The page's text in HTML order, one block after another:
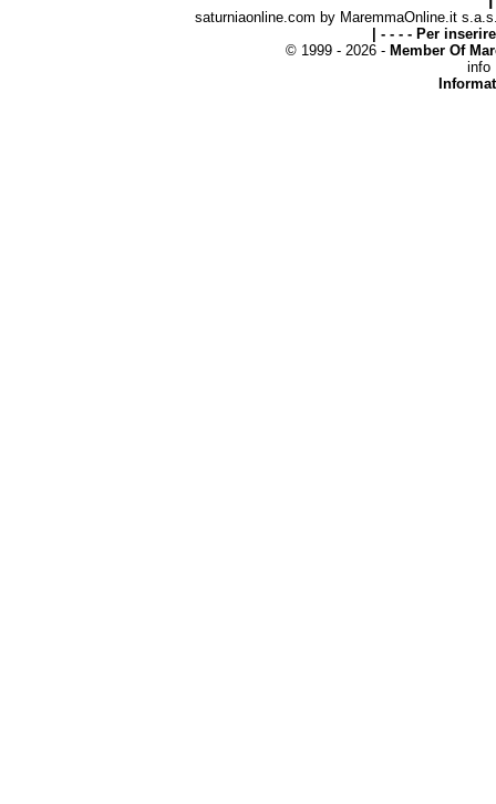
saturniaonline.com by MaremmaOnline.it
| - - - - Per
© 1999 - 2026 - Member Of
info